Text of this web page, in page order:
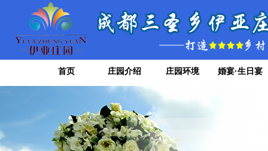
首页 庄园介绍 庄园环境 婚宴·生日宴